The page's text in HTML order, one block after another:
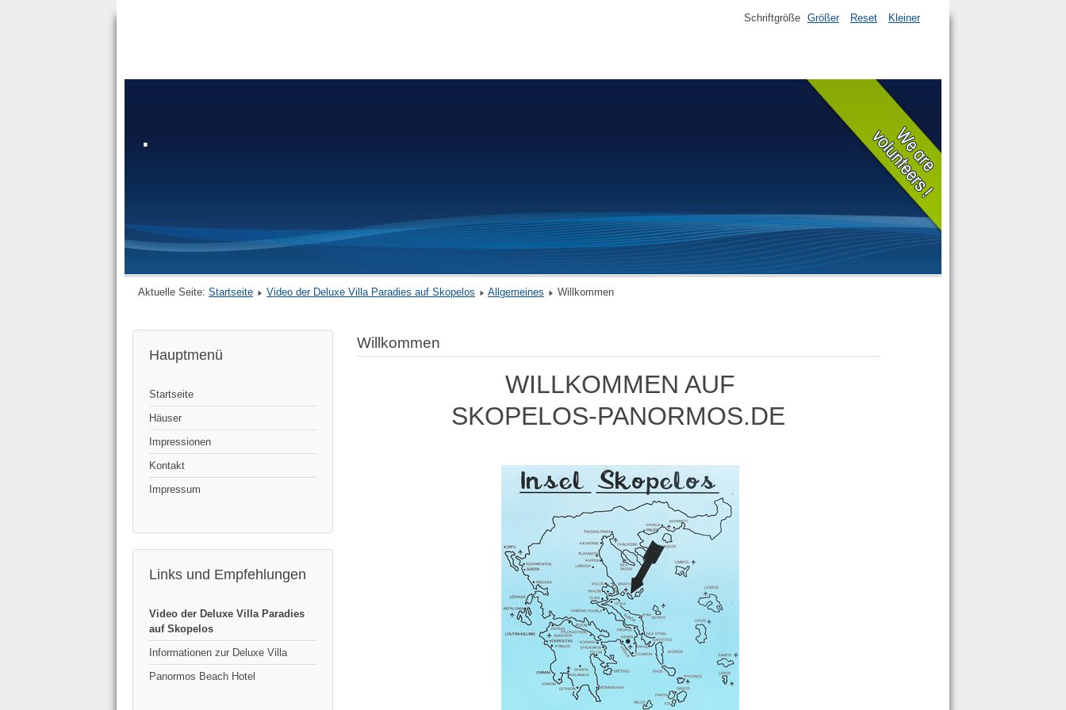
.
Schriftgröße Größer Reset Kleiner
Aktuelle Seite: Startseite Video der Deluxe Villa Paradies auf Skopelos Allgemeines Willkommen
Hauptmenü
Startseite
Häuser
Impressionen
Kontakt
Impressum
Links und Empfehlungen
Video der Deluxe Villa Paradies
auf Skopelos
Informationen zur Deluxe Villa
Panormos Beach Hotel
Willkommen
WILLKOMMEN AUF
SKOPELOS-PANORMOS.DE